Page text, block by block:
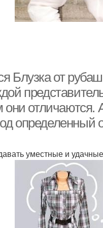
Блузка от
они отличаются.
определенный
уместные и